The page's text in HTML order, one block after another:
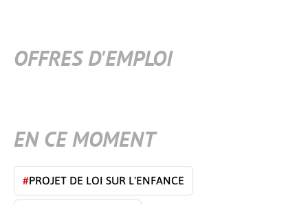
OFFRES D'EMPLOI
EN CE MOMENT
#PROJET DE LOI SUR L'ENFANCE